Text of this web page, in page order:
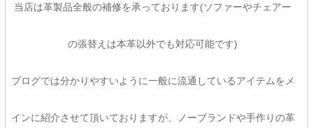
当店は革製品全般の補修を承っております(ソファーやチェアー
の張替えは本革以外でも対応可能です)
ブログでは分かりやすいように一般に流通しているアイテムをメ
インに紹介させて頂いておりますが、ノーブランドや手作りの革